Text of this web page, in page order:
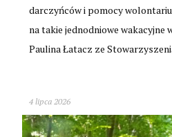
darczyńców i pomocy
na takie jednodniowe wakacyjne
Paulina Łatacz ze
4 lipca 2026